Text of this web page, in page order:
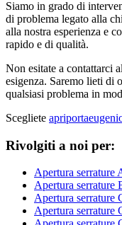
Siamo in grado di
di problema legato alla
alla nostra esperienza e
rapido e di qualità.
Non esitate a contattarci
esigenza. Saremo lieti di
qualsiasi problema in
Scegliete
Rivolgiti a noi per:
Apertura serrature
Apertura serrature
Apertura serrature
Apertura serrature